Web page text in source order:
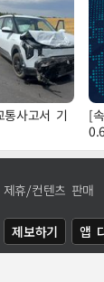
사고서 기
[
제휴/컨텐츠 판매
제보하기 앱